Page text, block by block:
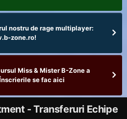
nostru de rage multiplayer:
zone.ro!
Miss & Mister B-Zone a
se fac aici
- Transferuri Echipe